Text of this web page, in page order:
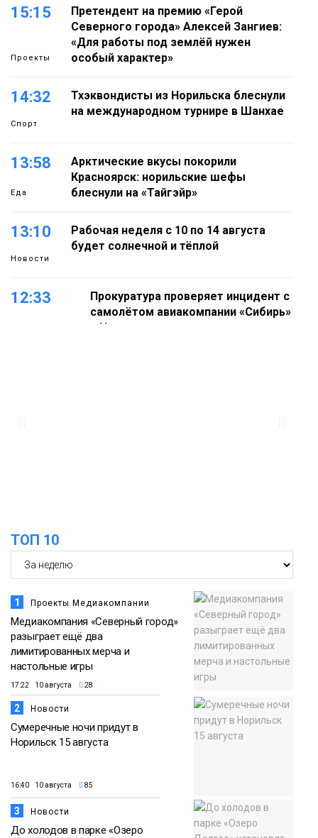
15:15
Проекты
Претендент на премию «Герой
Северного города» Алексей Зангиев:
«Для работы под землёй нужен
особый характер»
14:32
Спорт
Тхэквондисты из Норильска блеснули
на международном турнире в Шанхае
13:58
Еда
Арктические вкусы покорили
Красноярск: норильские шефы
блеснули на «Тайгэйр»
13:10
Новости
Рабочая неделя с 10 по 14 августа
будет солнечной и тёплой
12:33
Прокуратура проверяет инцидент с
самолётом авиакомпании «Сибирь»
в Норильске
ТОП 10
1 Проекты Медиакомпании
Медиакомпания «Северный город»
разыграет ещё два
лимитированных мерча и
настольные игры
17:22 10 августа 28
2 Новости
Сумеречные ночи придут в
Норильск 15 августа
16:40 10 августа 85
3 Новости
До холодов в парке «Озеро